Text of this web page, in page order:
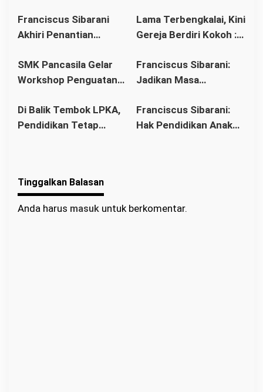
sebagai Upaya Cegah
Pernikahan Dini di
Tua Dukung Pendidikan
Anak
Franciscus Sibarani
Akhiri Penantian
Bawat Keuskupan
Agung Pontianak,
Berdiri
Lama Terbengkalai, Kini
Gereja Berdiri Kokoh :
Wujudkan Politik
Bonum Commune di
Pahonk LANDAK
SMK Pancasila Gelar
Workshop Penguatan
Standar Nasional
Pendidikan
Franciscus Sibarani:
Jadikan Masa
Titik Balik Menata
Masa Depan
Di Balik Tembok LPKA,
Pendidikan Tetap
dan C
Franciscus Sibarani:
Hak Pendidikan Anak
Tinggalkan Balasan
Anda harus masuk untuk berkomentar.